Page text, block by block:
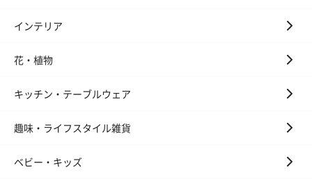
インテリア
花・植物
キッチン・テーブルウェア
趣味・ライフスタイル雑貨
ベビー・キッズ